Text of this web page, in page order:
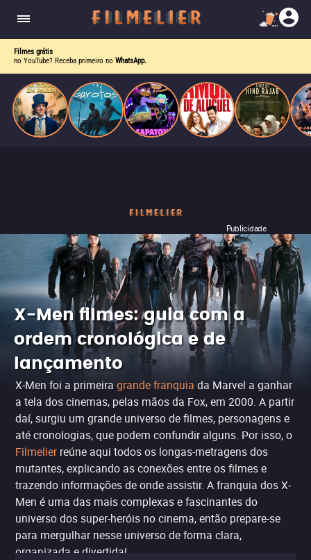
Filmes grátis
no YouTube? Receba primeiro no WhatsApp.
Publicidade
X-Men filmes: guia com a
ordem cronológica e de
lançamento
X-Men foi a primeira grande franquia da Marvel a ganhar
a tela dos cinemas, pelas mãos da Fox, em 2000. A partir
daí, surgiu um grande universo de filmes, personagens e
até cronologias, que podem confundir alguns. Por isso, o
Filmelier reúne aqui todos os longas-metragens dos
mutantes, explicando as conexões entre os filmes e
trazendo informações de onde assistir. A franquia dos X-
Men é uma das mais complexas e fascinantes do
universo dos super-heróis no cinema, então prepare-se
para mergulhar nesse universo de forma clara,
organizada e divertida!
Paris
obras-primas, participa de festas e busca romance